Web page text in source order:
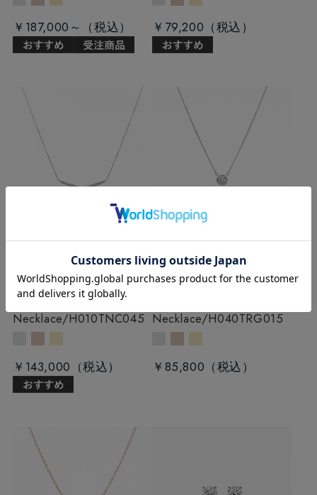
￥187,000～ ￥79,200
ヤモンド/ネックレ
ス/0.45ctPlatinum Lab-
Grown Diamond
Necklace/H010TNC045
￥143,000
ヤモンド/ネックレ
ス/0.15ctPlatinum Lab-
Necklace/H040TRG015
￥85,800